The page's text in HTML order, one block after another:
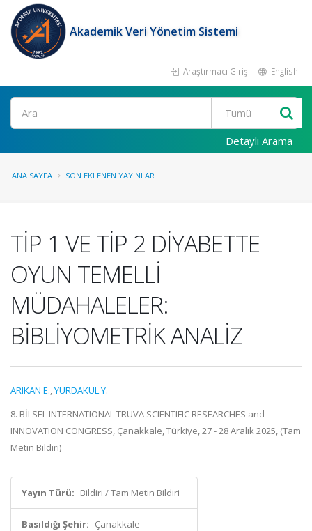
Akademik Veri Yönetim Sistemi
Araştırmacı Girişi English
Ara
Detaylı Arama
ANA SAYFA SON EKLENEN YAYINLAR
TİP 1 VE TİP 2 DİYABETTE
OYUN TEMELLİ
MÜDAHALELER:
BİBLİYOMETRİK ANALİZ
ARIKAN E.,YURDAKUL Y.
8. BİLSEL INTERNATIONAL TRUVA SCIENTIFIC RESEARCHES and
INNOVATION CONGRESS, Çanakkale, Türkiye, 27 - 28 Aralık 2025, (Tam
Metin Bildiri)
Yayın Türü: Bildiri / Tam Metin Bildiri
Basıldığı Şehir: Çanakkale